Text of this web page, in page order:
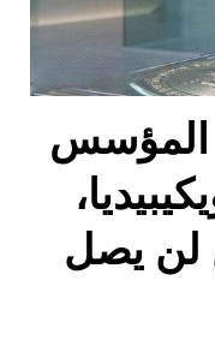
المؤسس
لن يصل